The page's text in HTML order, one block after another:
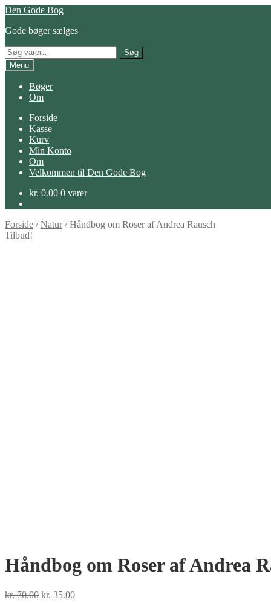
Spring
navigation
Spring
indhold
Den Gode Bog
Gode bøger sælges
Søg
efter:
Søg
Menu
Bøger
Om
Forside
Kasse
Kurv
Min Konto
Om
Velkommen til Den Gode Bog
kr. 0.00 0 varer
Forside /Natur/Håndbog om Roser af Andrea Rausch
Tilbud!
Håndbog om Roser af Andrea
kr.70.00 Den
kr. 35.00Den